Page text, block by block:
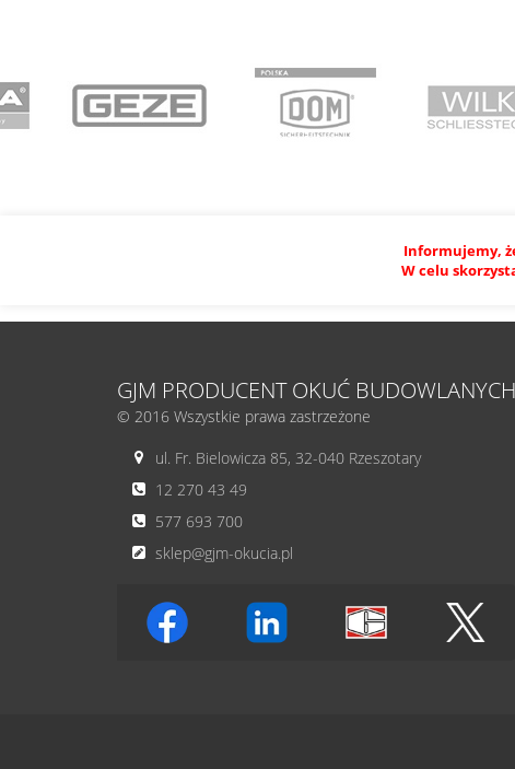
Informujemy,
W celu
GJM PRODUCENT OKUĆ BUDOWLANYCH
© 2016 Wszystkie prawa zastrzeżone
ul. Fr. Bielowicza 85, 32-040 Rzeszotary
12 270 43 49
577 693 700
sklep@gjm-okucia.pl